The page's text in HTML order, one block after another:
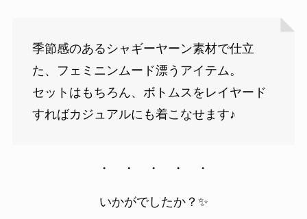
季節感のあるシャギーヤーン素材で仕立
た、フェミニンムード漂うアイテム。
セットはもちろん、ボトムスをレイヤード
すればカジュアルにも着こなせます♪
・ ・ ・ ・ ・
いかがでしたか？✨